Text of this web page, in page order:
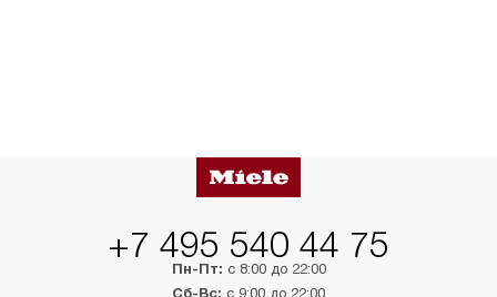
+7 495 540 44 75
Пн-Пт: с 8:00 до 22:00
Сб-Вс: с 9:00 до 22:00